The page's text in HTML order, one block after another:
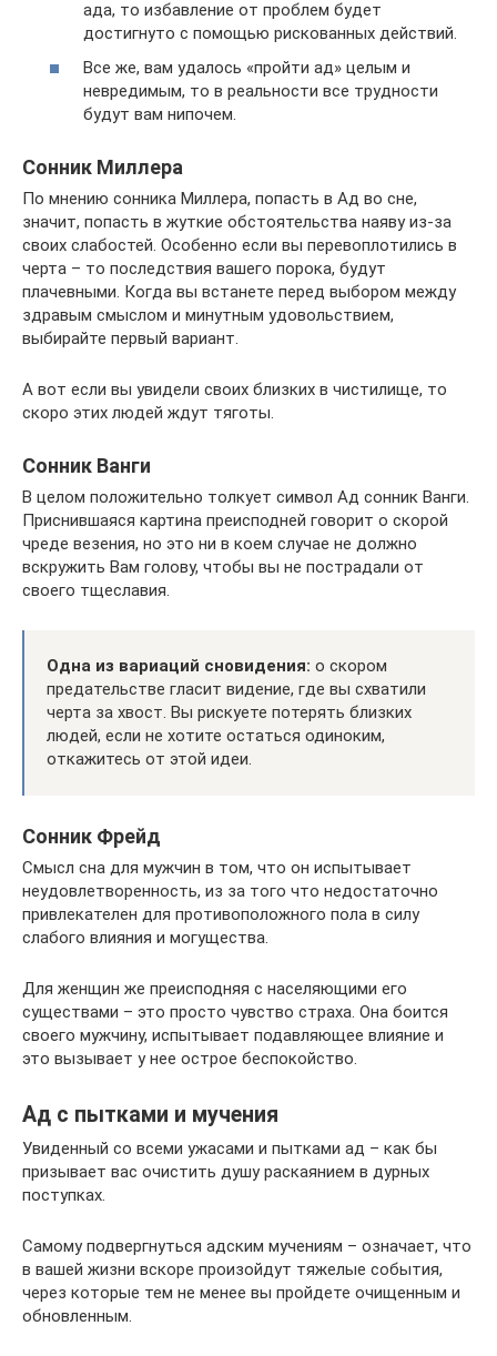
ада, то избавление от проблем будет
достигнуто с помощью рискованных действий.
Все же, вам удалось «пройти ад» целым и
невредимым, то в реальности все трудности
будут вам нипочем.
Сонник Миллера
По мнению сонника Миллера, попасть в Ад во сне,
значит, попасть в жуткие обстоятельства наяву из-за
своих слабостей. Особенно если вы перевоплотились в
черта – то последствия вашего порока, будут
плачевными. Когда вы встанете перед выбором между
здравым смыслом и минутным удовольствием,
выбирайте первый вариант.
А вот если вы увидели своих близких в чистилище, то
скоро этих людей ждут тяготы.
Сонник Ванги
В целом положительно толкует символ Ад сонник Ванги.
Приснившаяся картина преисподней говорит о скорой
чреде везения, но это ни в коем случае не должно
вскружить Вам голову, чтобы вы не пострадали от
своего тщеславия.
Одна из вариаций сновидения: о скором
предательстве гласит видение, где вы схватили
черта за хвост. Вы рискуете потерять близких
людей, если не хотите остаться одиноким,
откажитесь от этой идеи.
Сонник Фрейд
Смысл сна для мужчин в том, что он испытывает
неудовлетворенность, из за того что недостаточно
привлекателен для противоположного пола в силу
слабого влияния и могущества.
Для женщин же преисподняя с населяющими его
существами – это просто чувство страха. Она боится
своего мужчину, испытывает подавляющее влияние и
это вызывает у нее острое беспокойство.
Ад с пытками и мучения
Увиденный со всеми ужасами и пытками ад – как бы
призывает вас очистить душу раскаянием в дурных
поступках.
Самому подвергнуться адским мучениям – означает, что
в вашей жизни вскоре произойдут тяжелые события,
через которые тем не менее вы пройдете очищенным и
обновленным.